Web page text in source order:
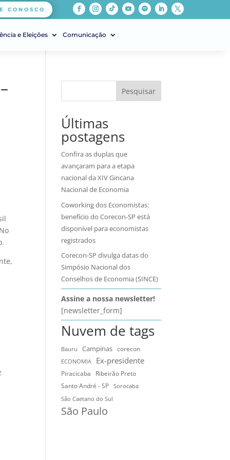
CONOSCO
e Eleições Comunicação
Pesquisar
Últimas
postagens
Confira as duplas que
avançaram para a etapa
nacional da XIV Gincana
Nacional de Economia
Coworking dos Economistas:
benefício do Corecon-SP está
disponível para economistas
registrados
Corecon-SP divulga datas do
Simpósio Nacional dos
Conselhos de Economia (SINCE)
Assine a nossa newsletter!
[newsletter_form]
Nuvem de tags
Bauru Campinas
corecon
ECONOMIA
Ex-presidente
Piracicaba
Ribeirão Preto
Santo André - SP
Sorocaba
São Caetano do Sul
São Paulo